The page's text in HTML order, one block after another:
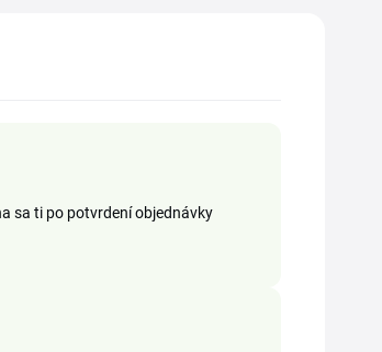
sa ti po potvrdení objednávky